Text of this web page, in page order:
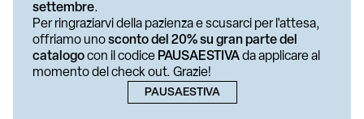
Experiences, Forms,
Materials
€ 30
settembre.
Per ringraziarvi della pazienza e scusarci per l'attesa,
offriamo unosconto del 20% su gran parte del
catalogocon il codice PAUSAESTIVAda applicare al
momento del check out. Grazie!
PAUSAESTIVA